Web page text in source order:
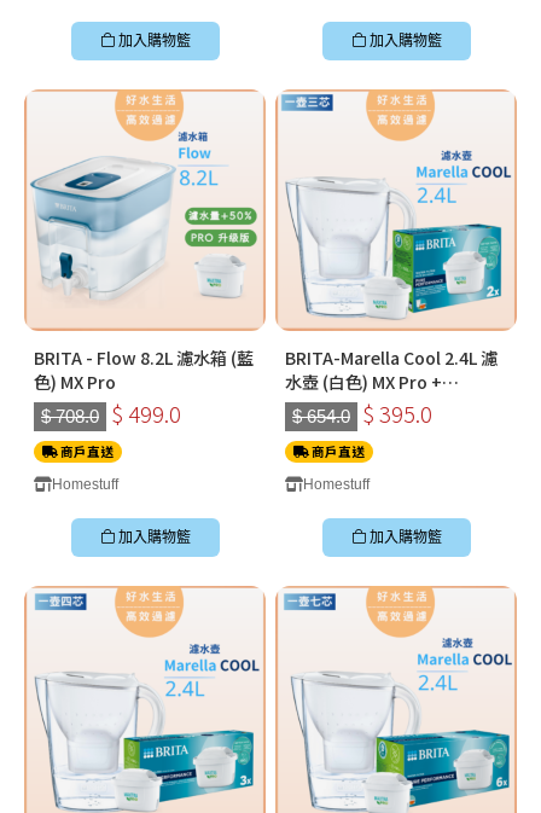
加入購物籃 加入購物籃
BRITA - Flow 8.2L 濾水箱 (藍
色) MX Pro
$ 708.0 $ 499.0
商戶直送
Homestuff
加入購物籃
BRITA-Marella Cool 2.4L 濾
水壺 (白色) MX Pro +
MAXTRA PRO Pure
Performance 純淨全效全效
濾芯 (二件裝)
$ 654.0 $ 395.0
商戶直送
Homestuff
加入購物籃